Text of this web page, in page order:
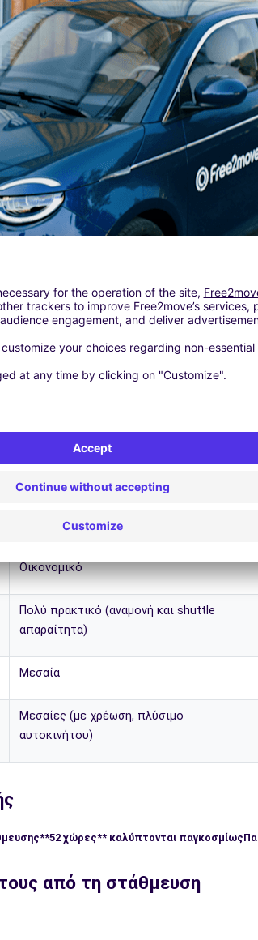
🚐 Πάρκινγκ + μεταφορά με shuttle
λεπτά κατά μέσο όρο)
Οικονομικό
Πολύ πρακτικό (αναμονή και shuttle
απαραίτητα)
Μεσαία
Μεσαίες (με χρέωση, πλύσιμο
αυτοκινήτου)
**52 χώρες** καλύπτονται παγκοσμίως
από τη στάθμευση